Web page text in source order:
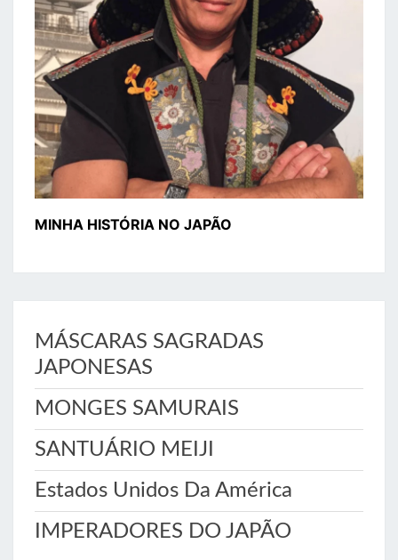
MINHA HISTÓRIA NO JAPÃO
MÁSCARAS SAGRADAS
JAPONESAS
MONGES SAMURAIS
SANTUÁRIO MEIJI
Estados Unidos Da América
IMPERADORES DO JAPÃO